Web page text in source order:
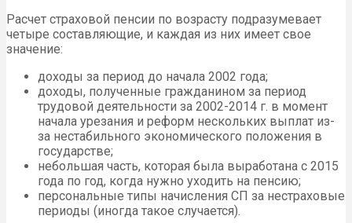
Расчет страховой пенсии по возрасту подразумевает
четыре составляющие, и каждая из них имеет свое
значение:
доходы за период до начала 2002 года;
доходы, полученные гражданином за период
трудовой деятельности за 2002-2014 г. в момент
начала урезания и реформ нескольких выплат из-
за нестабильного экономического положения в
государстве;
небольшая часть, которая была выработана с 2015
года по год, когда нужно уходить на пенсию;
персональные типы начисления СП за нестраховые
периоды (иногда такое случается).